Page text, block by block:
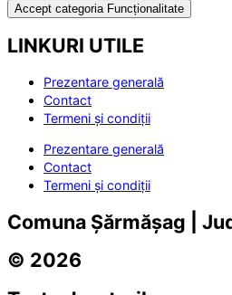
Accept categoria Funcționalitate
LINKURI UTILE
Prezentare generală
Contact
Termeni și condiții
Prezentare generală
Contact
Termeni și condiții
Comuna Șărmășag |
© 2026